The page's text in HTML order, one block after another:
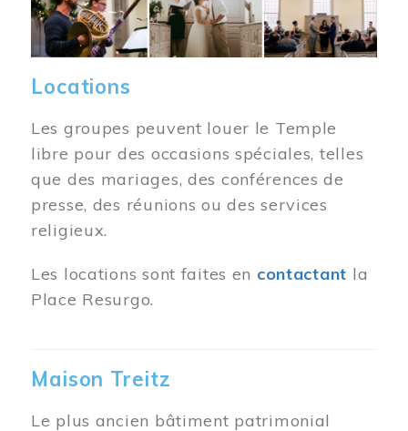
Locations
Les groupes peuvent louer le Temple
libre pour des occasions spéciales, telles
que des mariages, des conférences de
presse, des réunions ou des services
religieux.
Les locations sont faites en contactant la
Place Resurgo.
Maison Treitz
Le plus ancien bâtiment patrimonial